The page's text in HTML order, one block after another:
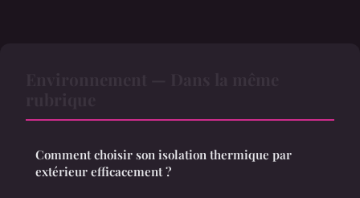
Comment choisir son isolation thermique par
extérieur efficacement ?